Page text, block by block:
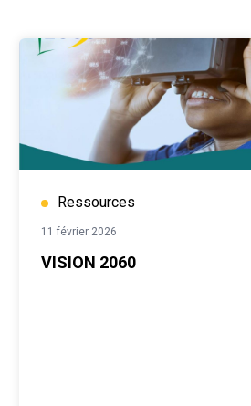
Ressources
11 février 2026
VISION 2060